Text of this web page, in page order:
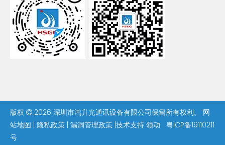
版权  2026 深圳市鸿升光通讯设备有限公司保留所有权利。 网
站地图 隐私政策 漏洞管理政策 |技术支持 领动
粤ICP备19110211
号